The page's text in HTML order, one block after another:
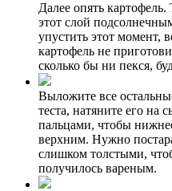
Далее опять
этот слой
упустить этот момент,
картофель не
сколько бы ни пекся,
Выложите все
теста, натяните его на
пальцами, чтобы
верхним. Нужно
слишком толстыми,
получилось вареным.